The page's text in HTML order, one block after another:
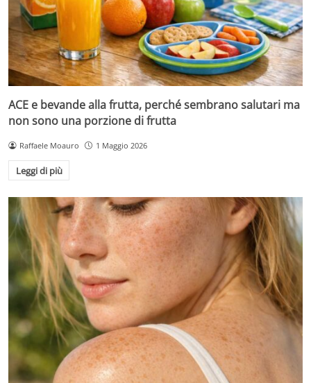
ACE e bevande alla frutta, perché sembrano salutari ma
non sono una porzione di frutta
Raffaele Moauro 1 Maggio 2026
Leggi di più